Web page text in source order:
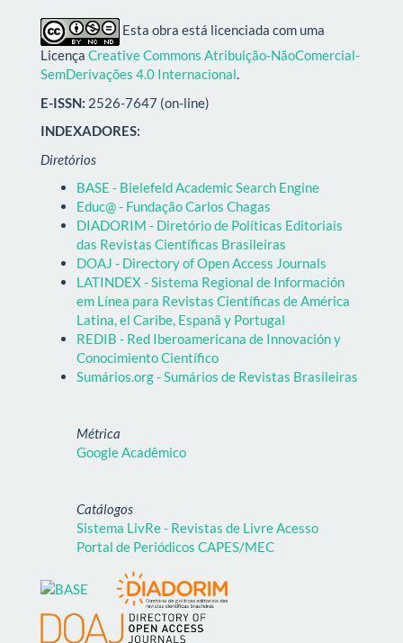
Esta obra está licenciada com uma
Licença Creative Commons Atribuição-NãoComercial-
SemDerivações 4.0 Internacional.
E-ISSN: 2526-7647 (on-line)
INDEXADORES:
Diretórios
BASE - Bielefeld Academic Search Engine
Educ@ - Fundação Carlos Chagas
DIADORIM - Diretório de Políticas Editoriais
das Revistas Científicas Brasileiras
DOAJ - Directory of Open Access Journals
LATINDEX - Sistema Regional de Información
em Línea para Revistas Científicas de América
Latina, el Caribe, Espanã y Portugal
REDIB - Red Iberoamericana de Innovación y
Conocimiento Científico
Sumários.org - Sumários de Revistas Brasileiras
Métrica
Google Acadêmico
Catálogos
Sistema LivRe - Revistas de Livre Acesso
Portal de Periódicos CAPES/MEC